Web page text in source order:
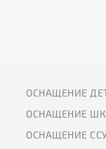
ОСНАЩЕНИЕ
ОСНАЩЕНИЕ
ОСНАЩЕНИЕ